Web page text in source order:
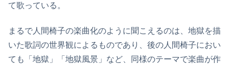
て歌っている。
まるで人間椅子の楽曲化のように聞こえるのは、地獄を描
いた歌詞の世界観によるものであり、後の人間椅子におい
ても「地獄」「地獄風景」など、同様のテーマで楽曲が作